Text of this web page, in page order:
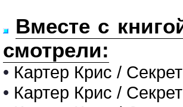
Вместе с
смотрели:
• Картер Крис /
• Картер Крис /